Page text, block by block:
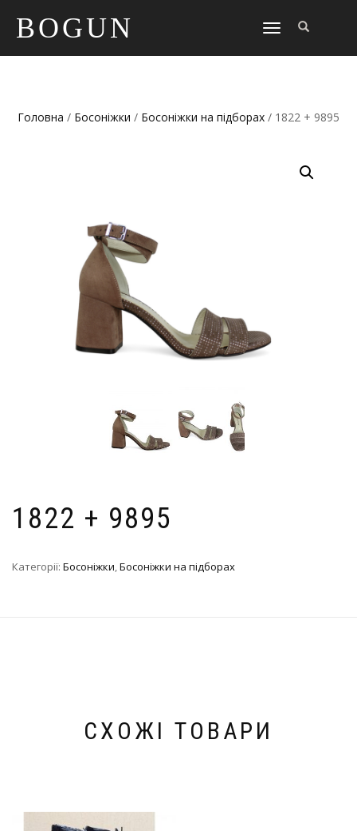
BOGUN
TOGGLE
Головна / Босоніжки / Босоніжки на підборах / 1822 + 9895
1822 + 9895
Категорії: Босоніжки,Босоніжки на підборах
СХОЖІ ТОВАРИ